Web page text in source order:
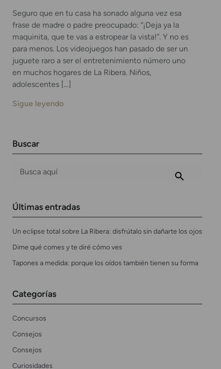
Seguro que en tu casa ha sonado alguna vez esa
frase de madre o padre preocupado: “¡Deja ya la
maquinita, que te vas a estropear la vista!”. Y no es
para menos. Los videojuegos han pasado de ser un
juguete raro a ser el entretenimiento número uno
en muchos hogares de La Ribera. Niños,
adolescentes […]
Sigue leyendo
Buscar
Últimas entradas
Un eclipse total sobre La Ribera: disfrútalo sin dañarte los ojos
Dime qué comes y te diré cómo ves
Tapones a medida: porque los oídos también tienen su forma
Categorías
Concursos
Consejos
Consejos
Curiosidades